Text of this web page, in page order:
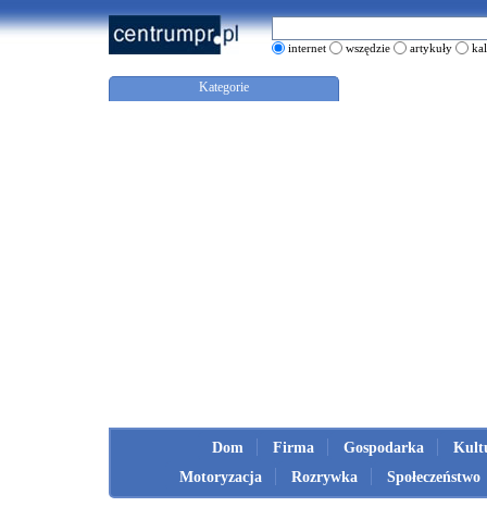
internet wszędzie artykuły
Kategorie
Dom Firma Gospodarka
Motoryzacja
Rozrywka Społeczeństwo